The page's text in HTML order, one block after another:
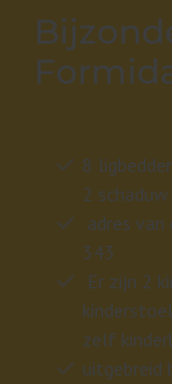
8
2
adres
343
Er zijn 2
zelf
uitgebreid